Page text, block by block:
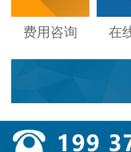
费用咨询 在